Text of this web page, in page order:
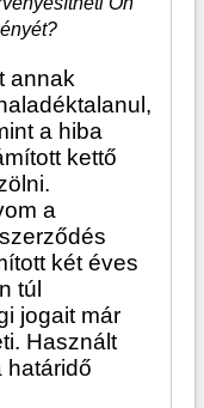
annak
a hiba
kettő
a
két éves
túl
jogait már
Használt
határidő